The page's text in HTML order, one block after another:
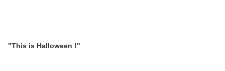
"This is Halloween !"